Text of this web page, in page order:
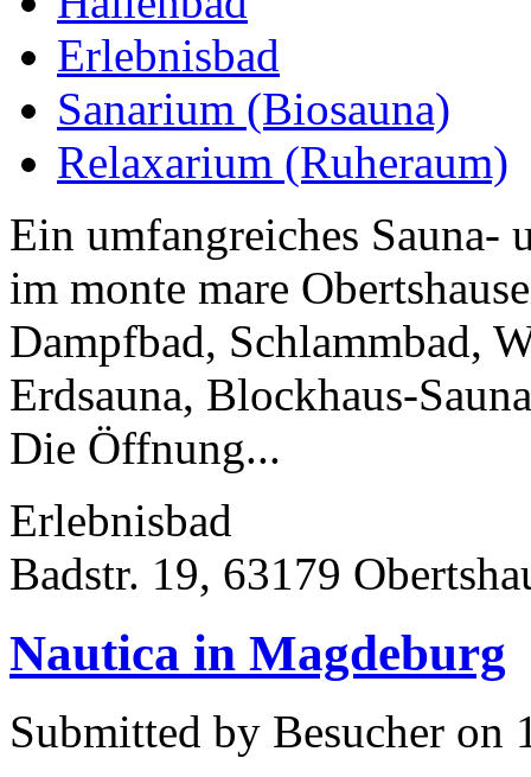
Erlebnisbad
Sanarium (Biosauna)
Relaxarium (Ruheraum)
Ein umfangreiches Sauna-
im monte mare
Dampfbad, Schlammbad,
Erdsauna, Blockhaus-
Die Öffnung...
Erlebnisbad
Badstr. 19, 63179
Nautica in Magdeburg
Submitted by Besucher on